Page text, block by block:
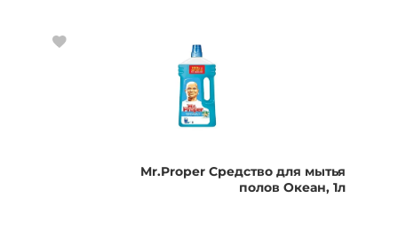
Mr.Proper Средство для мытья
полов Океан, 1л